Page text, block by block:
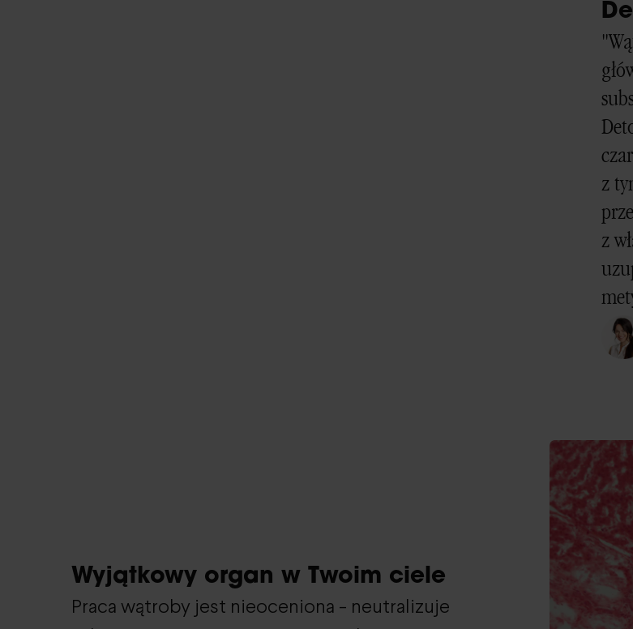
z
z
Wyjątkowy organ w Twoim ciele
Praca wątroby jest nieoceniona - neutralizuje